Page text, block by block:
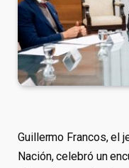
Guillermo Francos, el
Nación, celebró un